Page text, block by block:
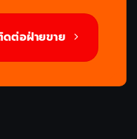
ต่อฝ่ายขาย